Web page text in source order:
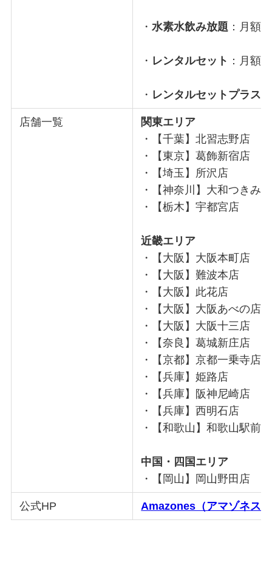
・水素水飲み放題 ：月額
・ レンタルセット ：月額
・ レンタルセットプラス
店舗一覧
関東エリア
・【千葉】北習志野店
・【東京】葛飾新宿店
・【埼玉】所沢店
・【神奈川】大和つきみ
・【栃木】宇都宮店
近畿エリア
・【大阪】大阪本町店
・【大阪】難波本店
・【大阪】此花店
・【大阪】大阪あべの店
・【大阪】大阪十三店
・【奈良】葛城新庄店
・【京都】京都一乗寺店
・【兵庫】姫路店
・【兵庫】阪神尼崎店
・【兵庫】西明石店
・【和歌山】和歌山駅前店
中国・四国エリア
・【岡山】岡山野田店
公式HP Amazones（アマゾネス）